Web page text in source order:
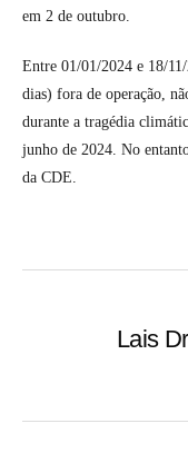
em 2 de outubro.
Entre 01/01/2024 e 18/
dias) fora de operação,
durante a tragédia
junho de 2024. No
da CDE.
Lais